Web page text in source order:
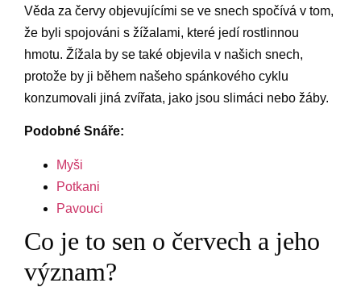
Věda za červy objevujícími se ve snech spočívá v tom,
že byli spojováni s žížalami, které jedí rostlinnou
hmotu. Žížala by se také objevila v našich snech,
protože by ji během našeho spánkového cyklu
konzumovali jiná zvířata, jako jsou slimáci nebo žáby.
Podobné Snáře:
Myši
Potkani
Pavouci
Co je to sen o červech a jeho
význam?